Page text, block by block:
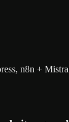
n8n +